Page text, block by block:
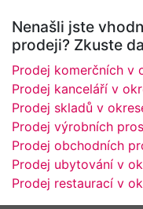
Nenašli jste
prodeji? Zkuste
Prodej komerčních v
Prodej kanceláří v
Prodej skladů v
Prodej výrobních
Prodej obchodních
Prodej ubytování v
Prodej restaurací v